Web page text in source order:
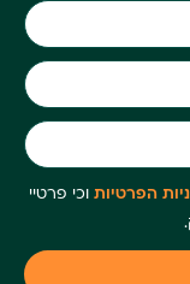
הפרטיות וכי פרטיי